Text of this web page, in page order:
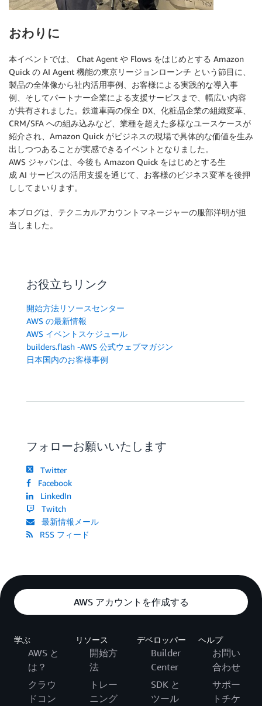
おわりに
本イベントでは、 Chat Agent や Flows をはじめとする Amazon
Quick の AI Agent 機能の東京リージョンローンチ という節目に、
製品の全体像から社内活用事例、お客様による実践的な導入事
例、そしてパートナー企業による支援サービスまで、幅広い内容
が共有されました。鉄道車両の保全 DX、化粧品企業の組織変革、
CRM/SFA への組み込みなど、業種を超えた多様なユースケースが
紹介され、Amazon Quick がビジネスの現場で具体的な価値を生み
出しつつあることが実感できるイベントとなりました。
AWS ジャパンは、今後も Amazon Quick をはじめとする生
成 AI サービスの活用支援を通じて、お客様のビジネス変革を後押
ししてまいります。
本ブログは、テクニカルアカウントマネージャーの服部洋明が担
当しました。
お役立ちリンク
開始方法リソースセンター
AWS の最新情報
AWS イベントスケジュール
builders.flash -AWS 公式ウェブマガジン
日本国内のお客様事例
フォローお願いいたします
Twitter
Facebook
LinkedIn
Twitch
最新情報メール
RSS フィード
AWS アカウントを作成する
学ぶ
AWS と
は？
クラウ
ドコン
リソース
開始方
法
トレー
ニング
デベロッパー
Builder
Center
SDK と
ツール
ヘルプ
お問い
合わせ
サポー
トチケ